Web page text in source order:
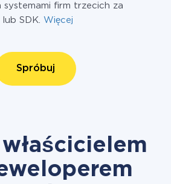
systemami firm trzecich za
SDK. Więcej
Spróbuj